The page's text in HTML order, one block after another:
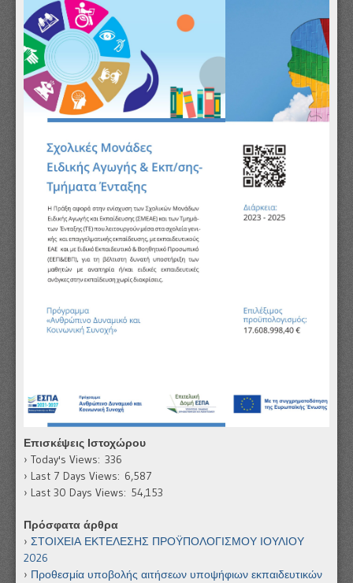
Επισκέψεις Ιστοχώρου
Today's Views: 336
Last 7 Days Views: 6,587
Last 30 Days Views: 54,153
Πρόσφατα άρθρα
ΣΤΟΙΧΕΙΑ ΕΚΤΕΛΕΣΗΣ ΠΡΟΫΠΟΛΟΓΙΣΜΟΥ ΙΟΥΛΙΟΥ
2026
Προθεσμία υποβολής αιτήσεων υποψήφιων εκπαιδευτικών